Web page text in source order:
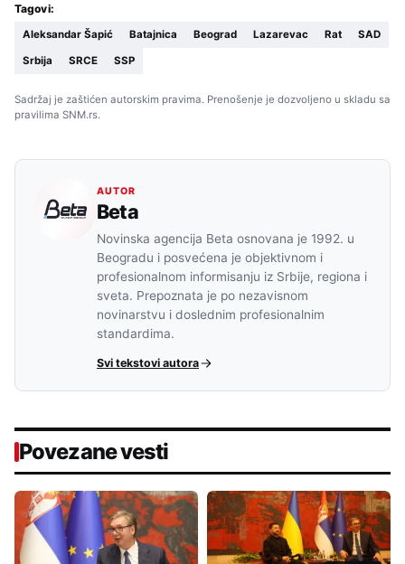
Tagovi:
Aleksandar Šapić Batajnica Beograd Lazarevac Rat SAD
Srbija SRCE SSP
Sadržaj je zaštićen autorskim pravima. Prenošenje je dozvoljeno u skladu sa
pravilima SNM.rs.
AUTOR
Beta
Novinska agencija Beta osnovana je 1992. u
Beogradu i posvećena je objektivnom i
profesionalnom informisanju iz Srbije, regiona i
sveta. Prepoznata je po nezavisnom
novinarstvu i doslednim profesionalnim
standardima.
Svi tekstovi autora
Povezane vesti